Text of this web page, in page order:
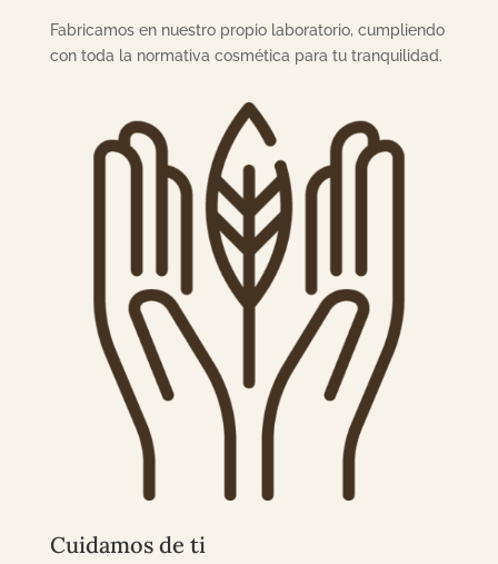
Fabricamos en nuestro propio laboratorio, cumpliendo
con toda la normativa cosmética para tu tranquilidad.
Cuidamos de ti